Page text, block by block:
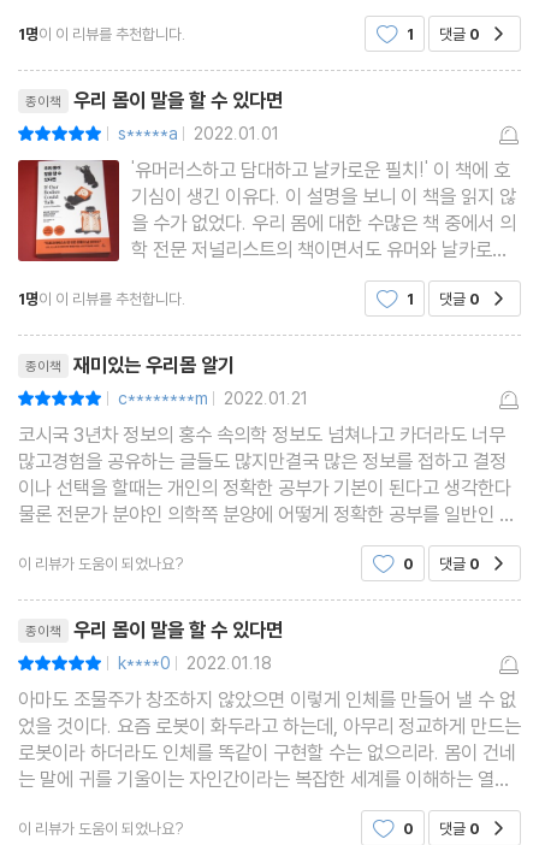
안 그럼 나중에 뼈가 부러질까요? /우리는 고기를 먹도록 만들어졌
4장. 마시기: 수분 보충
하루에 물을 여덟 잔씩 마셔야 하나요? /그럼 스포츠 음료를 마셔야
할까요? /왜 그렇게 많은 사람이 탈수증으로 사망하나요? /스마트
워터는 어떨까요? /주스는 건강에 좋은가요? /왜 비타민워터가 있
을까요? /탄산수를 마시면 일반 물을 마시는 것과 마찬가지인가요?
/양치질은 탄산음료를 마신 후에 해야 할까요, 그 전에 해야 할까
5장. 관계: 성
남자는 왜 젖꼭지가 있을까요? /젖꼭지는 왜 성적 대상인가요? /음
경은 왜 그런 모습인가요? /조루의 기준은 몇 분인가요? /남자는 왜
오르가슴을 여러 번 느끼지 못할까요? /평균 음핵의 크기는 어느 정
도인가요? /지스팟은 존재하나요? /왜 여성용 비아그라는 없나요?
/꽉 끼는 바지는 얼마나 위험한가요? /우리 아이가 자기 몸과 성을
긍정적으로 이해하도록 도우려면 무엇을 할 수 있을까요? /의사들
은 성전환에 대해 훈련을 받나요? /구강성교로도 매독에 걸릴 수 있
나요? /제 생식기의 세포들이 어떻게 다른 사람의 뇌를 만드나요?
을 확보하려면 건강하게 오래 살기 위해 노력하고 신
요즘 같이
1명이 이 리뷰를 추천합니다. 1 댓글 0
종이책 우리 몸이 말을 할 수 있다면
| s*****a | 2022.01.01
'유머러스하고 담대하고 날카로운 필치!' 이 책에 호
기심이 생긴 이유다. 이 설명을 보니 이 책을 읽지 않
을 수가 없었다. 우리 몸에 대한 수많은 책 중에서 의
학 전문 저널리스트의 책이면서도 유머와 날카로운
필치까지 장착했다면 당연히 읽어봐야겠다는 생각이
들었다. 이 책에는 인지, 성, 노화 등 인체에 관한 통
한다. 어떤 이
1명이 이 리뷰를 추천합니다. 1 댓글 0
종이책 재미있는 우리몸 알기
| c********m | 2022.01.21
코시국 3년차 정보의 홍수 속의학 정보도 넘쳐나고 카더라도 너무
많고경험을 공유하는 글들도 많지만결국 많은 정보를 접하고 결정
이나 선택을 할때는 개인의 정확한 공부가 기본이 된다고 생각한다
물론 전문가 분야인 의학쪽 분양에 어떻게 정확한 공부를 일반인 한
다고 생각하겠지만적어도 궁금한 부분에 과학적인 근거가 바탕이
되는 합리적인 기준을 가지고 있다면 조금더 현명한 선
이 리뷰가 도움이 되었나요? 0 댓글 0
종이책 우리 몸이 말을 할 수 있다면
| k****0 | 2022.01.18
아마도 조물주가 창조하지 않았으면 이렇게 인체를 만들어 낼 수 없
었을 것이다. 요즘 로봇이 화두라고 하는데, 아무리 정교하게 만드는
로봇이라 하더라도 인체를 똑같이 구현할 수는 없으리라. 몸이 건네
는 말에 귀를 기울이는 자인간이라는 복잡한 세계를 이해하는 열쇠
가 된다는 말은 그만큼 우리네 몸에서 발생하는 오묘함을 말해 주는
것이리라. 몸의 작용에 대하여 신경을 쓰
이 리뷰가 도움이 되었나요? 0 댓글 0